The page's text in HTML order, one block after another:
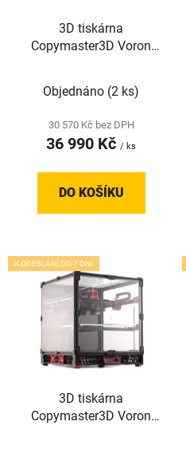
3D tiskárna
Copymaster3D Voron
350x350x350mm
Objednáno (2 ks)
30 570 Kč bez DPH
36 990 Kč / ks
DO KOŠÍKU
K ODESLÁNÍ DO 7 DNÍ
3D tiskárna
Copymaster3D Voron